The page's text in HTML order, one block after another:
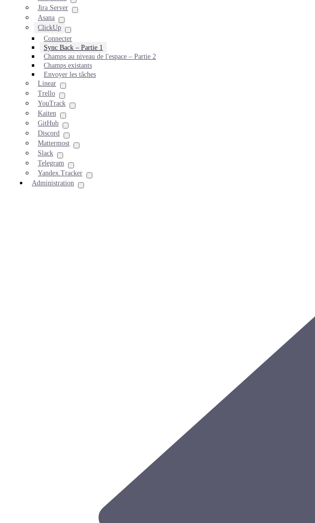
Jira Server
Asana
ClickUp
Connecter
Sync Back – Partie 1
Champs au niveau de l'espace – Partie 2
Champs existants
Envoyer les tâches
Linear
Trello
YouTrack
Kaiten
GitHub
Discord
Mattermost
Slack
Telegram
Yandex.Tracker
Administration